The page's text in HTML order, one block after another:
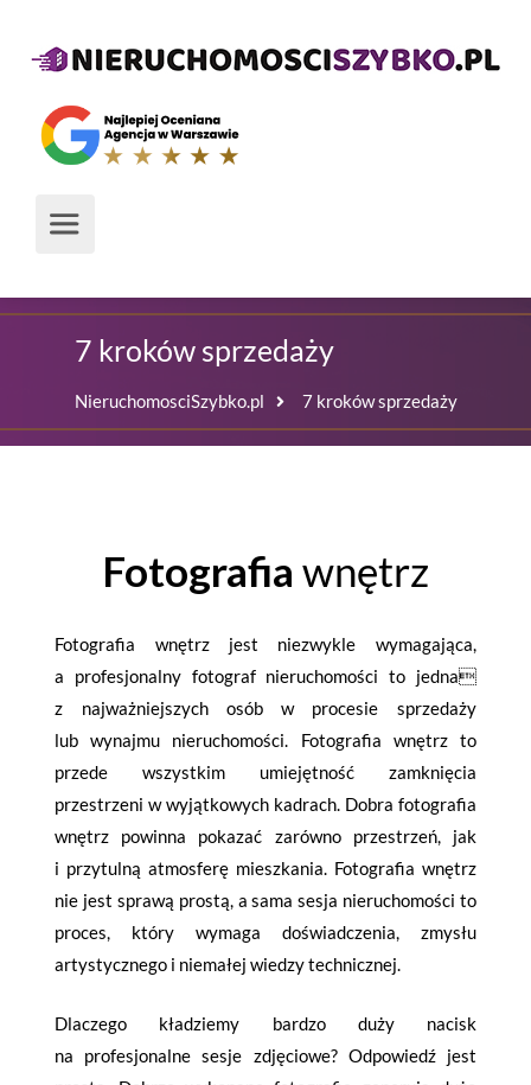
7 kroków sprzedaży
NieruchomosciSzybko.pl 7 kroków sprzedaży
Fotografia wnętrz
Fotografia wnętrz jest niezwykle wymagająca,
a profesjonalny fotograf nieruchomości to jedna
z najważniejszych osób w procesie sprzedaży
lub wynajmu nieruchomości. Fotografia wnętrz to
przede wszystkim umiejętność zamknięcia
przestrzeni w wyjątkowych kadrach. Dobra fotografia
wnętrz powinna pokazać zarówno przestrzeń, jak
i przytulną atmosferę mieszkania. Fotografia wnętrz
nie jest sprawą prostą, a sama sesja nieruchomości to
proces, który wymaga doświadczenia, zmysłu
artystycznego i niemałej wiedzy technicznej.
Dlaczego kładziemy bardzo duży nacisk
na profesjonalne sesje zdjęciowe? Odpowiedź jest